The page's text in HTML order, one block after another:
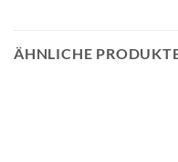
ÄHNLICHE